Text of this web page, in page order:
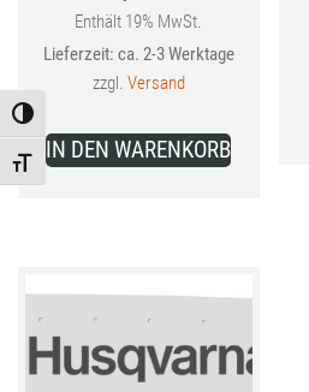
Toggle High Contrast
Toggle Font size
war:
35,99 €
Aktueller
Preis
30,99 €.
Enthält 19% MwSt.
Lieferzeit: ca. 2-3 Werktage
zzgl. Versand
IN DEN WARENKORB